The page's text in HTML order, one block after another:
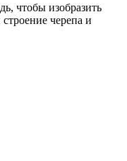
чтобы изобразить
черепа и